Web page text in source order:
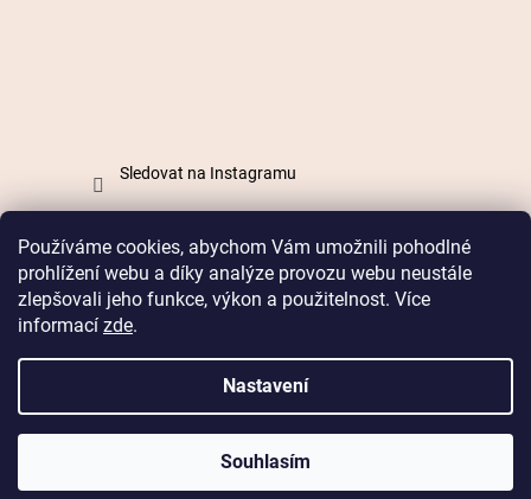
Používáme cookies, abychom Vám umožnili pohodlné
prohlížení webu a díky analýze provozu webu neustále
zlepšovali jeho funkce, výkon a použitelnost. Více
informací zde.
Nastavení
Souhlasím
Sledovat na Instagramu
Vytvořil Shoptet
Copyright 2026